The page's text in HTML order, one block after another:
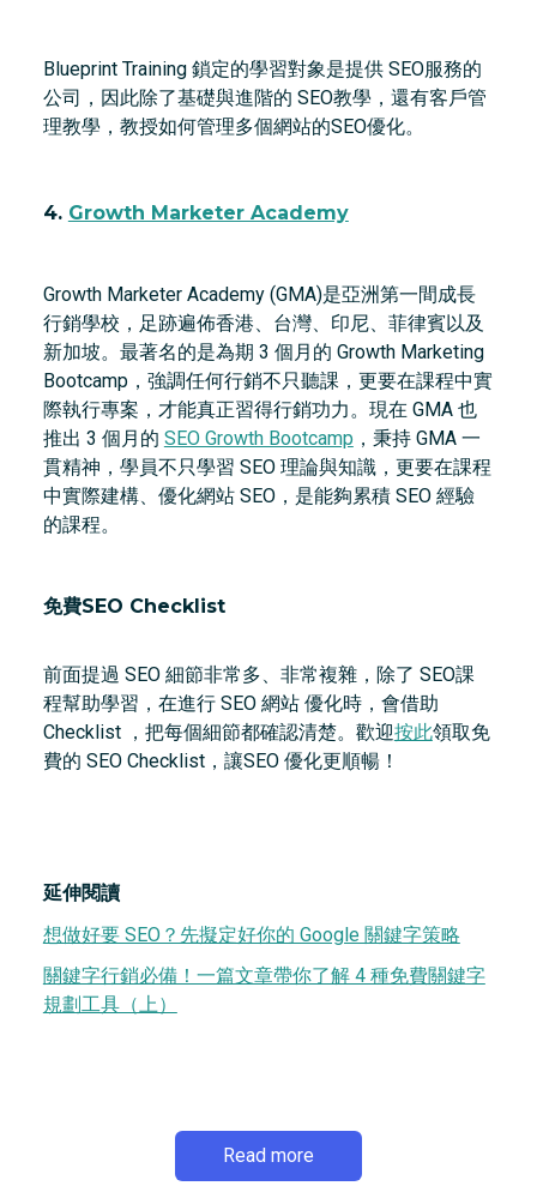
Blueprint Training 鎖定的學習對象是提供 SEO服務的
公司，因此除了基礎與進階的 SEO教學，還有客戶管
理教學，教授如何管理多個網站的SEO優化。
4. Growth Marketer Academy
Growth Marketer Academy (GMA)是亞洲第一間成長
行銷學校，足跡遍佈香港、台灣、印尼、菲律賓以及
新加坡。最著名的是為期 3 個月的 Growth Marketing
Bootcamp，強調任何行銷不只聽課，更要在課程中實
際執行專案，才能真正習得行銷功力。現在 GMA 也
推出 3 個月的 SEO Growth Bootcamp ，秉持 GMA 一
貫精神，學員不只學習 SEO 理論與知識，更要在課程
中實際建構、優化網站 SEO，是能夠累積 SEO 經驗
的課程。
免費SEO Checklist
前面提過 SEO 細節非常多、非常複雜，除了 SEO課
程幫助學習，在進行 SEO 網站 優化時，會借助
Checklist ，把每個細節都確認清楚。歡迎按此領取免
費的 SEO Checklist，讓SEO 優化更順暢！
延伸閱讀
想做好要 SEO？先擬定好你的 Google 關鍵字策略
關鍵字行銷必備！一篇文章帶你了解 4 種免費關鍵字
規劃工具（上）
Read more